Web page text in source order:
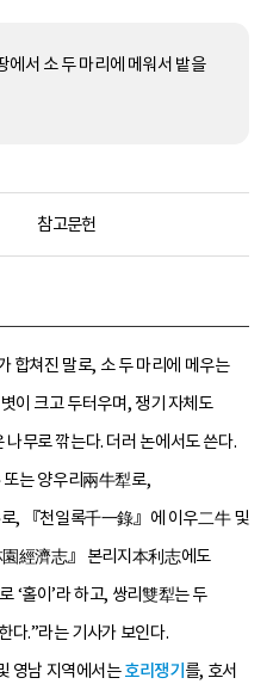
에서 소 두 마리에 메워서 밭을
참고문헌
합쳐진 말로, 소 두 마리에 메우는
이 크고 두터우며, 쟁기 자체도
무로 깎는다. 더러 논에서도 쓴다.
는 양우리兩牛犁로,
, 『천일록千一錄』에 이우二牛 및
經濟志』 본리지本利志에도
‘홀이’라 하고, 쌍리雙犁는 두
다.”라는 기사가 보인다.
영남 지역에서는호리쟁기 를, 호서